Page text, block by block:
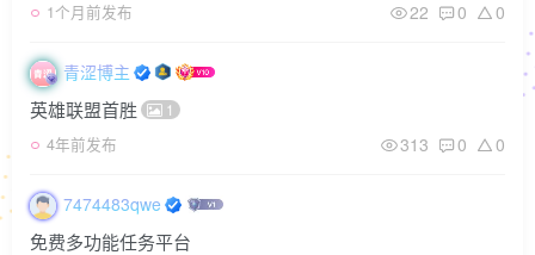
1个月前发布 22 0 0
青涩博主
英雄联盟首胜 1
4年前发布 313 0 0
7474483qwe
免费多功能任务平台